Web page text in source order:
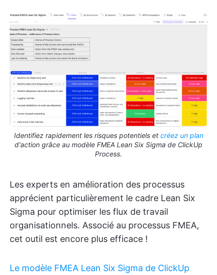
Identifiez rapidement les risques potentiels et créez un plan
d'action grâce au modèle FMEA Lean Six Sigma de ClickUp
Process.
Les experts en amélioration des processus
apprécient particulièrement le cadre Lean Six
Sigma pour optimiser les flux de travail
organisationnels. Associé au processus FMEA,
cet outil est encore plus efficace !
Le modèle FMEA Lean Six Sigma de ClickUp